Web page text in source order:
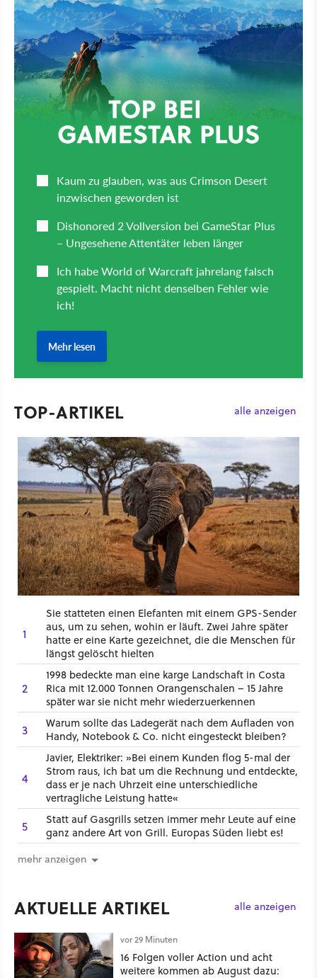
TOP-ARTIKEL alle anzeigen
1
Sie statteten einen Elefanten mit einem GPS-Sender
aus, um zu sehen, wohin er läuft. Zwei Jahre später
hatte er eine Karte gezeichnet, die die Menschen für
längst gelöscht hielten
2
1998 bedeckte man eine karge Landschaft in Costa
Rica mit 12.000 Tonnen Orangenschalen – 15 Jahre
später war sie nicht mehr wiederzuerkennen
3
Warum sollte das Ladegerät nach dem Aufladen von
Handy, Notebook & Co. nicht eingesteckt bleiben?
4
Javier, Elektriker: »Bei einem Kunden flog 5-mal der
Strom raus, ich bat um die Rechnung und entdeckte,
dass er je nach Uhrzeit eine unterschiedliche
vertragliche Leistung hatte«
5
Statt auf Gasgrills setzen immer mehr Leute auf eine
ganz andere Art von Grill. Europas Süden liebt es!
mehr anzeigen
AKTUELLE ARTIKEL alle anzeigen
vor 29 Minuten
16 Folgen voller Action und acht
weitere kommen ab August dazu: